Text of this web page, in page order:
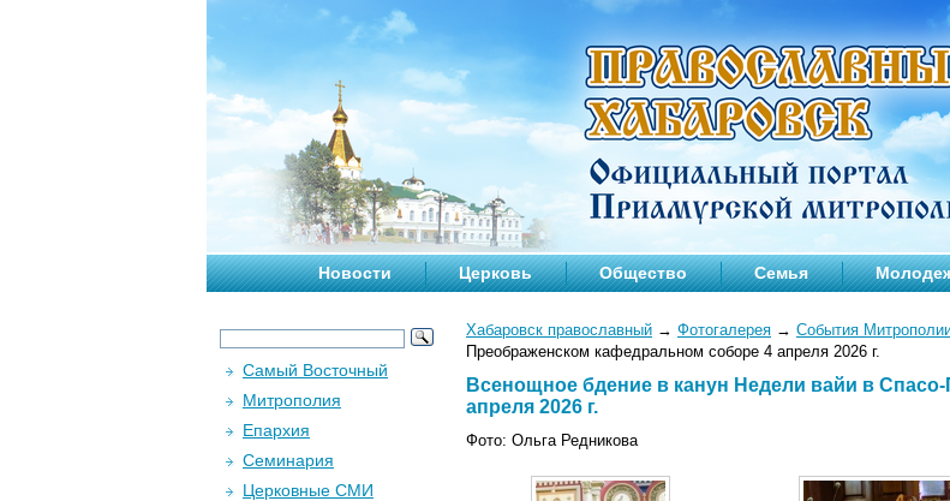
Новости Церковь Общество Семья
Хабаровск православный → Фотогалерея → События
Преображенском кафедральном соборе 4 апреля 2026 г.
Всенощное бдение в канун Недели вайи в
апреля 2026 г.
Фото: Ольга Редникова
Самый Восточный
Митрополия
Епархия
Семинария
Церковные СМИ